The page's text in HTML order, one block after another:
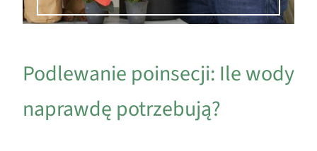
Podlewanie poinsecji: Ile wody
naprawdę potrzebują?